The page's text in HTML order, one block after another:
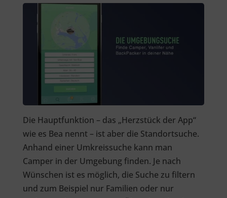
Die Hauptfunktion – das „Herzstück der App“
wie es Bea nennt – ist aber die Standortsuche.
Anhand einer Umkreissuche kann man
Camper in der Umgebung finden. Je nach
Wünschen ist es möglich, die Suche zu filtern
und zum Beispiel nur Familien oder nur